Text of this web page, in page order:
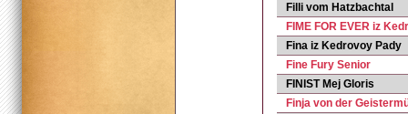
Filli vom Hatzbachtal
FIME FOR EVER iz
Fina iz Kedrovoy Pady
Fine Fury Senior
FINIST Mej Gloris
Finja von der